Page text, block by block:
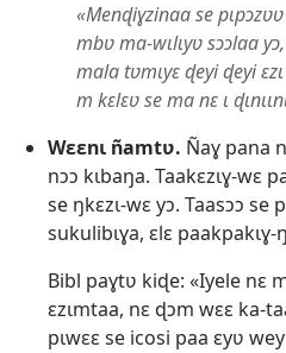
«Menɖiɣzinaa se
mbʋ ma-wɩlɩyʋ sɔɔlaa
mala tʋmɩyɛ ɖeyi ɖeyi
m kɛlɛʋ se ma nɛ ɩ
Wɛɛnɩ ñamtʋ. Ñaɣ pana
nɔɔ kɩbaŋa. Taakɛzɩɣ-wɛ
se ŋkɛzɩ-wɛ yɔ. Taasɔɔ se
sukulibɩɣa, ɛlɛ paakpakɩɣ-
Bibl paɣtʋ kiɖe: «Iyele nɛ
ɛzɩmtaa, nɛ ɖɔm wɛɛ ka-
pɩwɛɛ se icosi paa ɛyʋ